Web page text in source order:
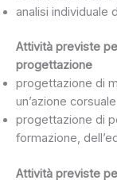
analisi individuale
Attività previste
progettazione
progettazione di
un’azione corsuale
progettazione di
formazione,
Attività previste